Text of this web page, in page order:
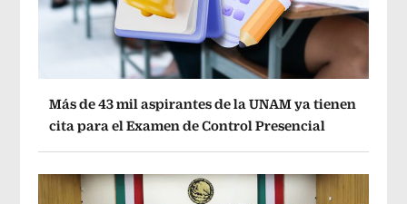
Más de 43 mil aspirantes de la UNAM ya tienen
cita para el Examen de Control Presencial